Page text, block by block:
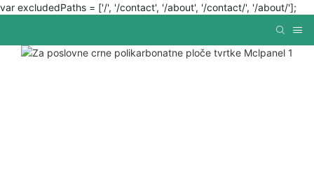
var excludedPaths = ['/', '/contact', '/about', '/contact/', '/about/'];